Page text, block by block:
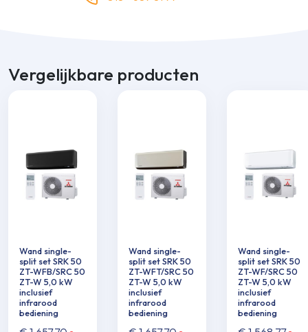
Vergelijkbare producten
Wand single-
split set SRK 50
ZT-WFB/SRC 50
ZT-W 5,0 kW
inclusief
infrarood
bediening
Wand single-
split set SRK 50
ZT-WFT/SRC 50
ZT-W 5,0 kW
inclusief
infrarood
bediening
Wand single-
split set SRK 50
ZT-WF/SRC 50
ZT-W 5,0 kW
inclusief
infrarood
bediening